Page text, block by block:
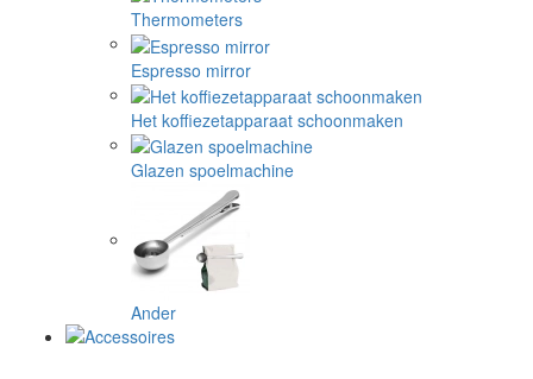
Thermometers
Espresso mirror
Het koffiezetapparaat schoonmaken
Glazen spoelmachine
Ander